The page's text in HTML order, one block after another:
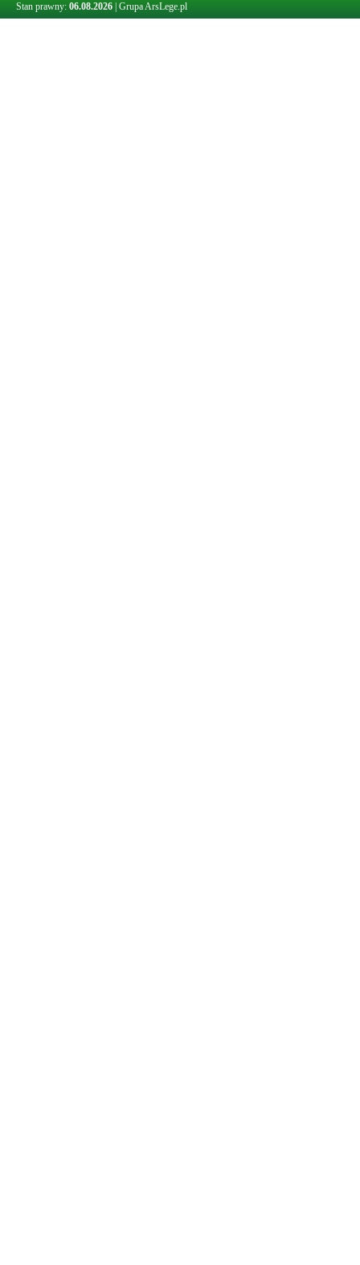
Stan prawny: 06.08.2026 Grupa ArsLege.pl